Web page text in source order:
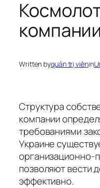
компании
Written byquản trị viênin
Структура
компании
требованиями
Украине
организационно-
позволяют вести
эффективно.